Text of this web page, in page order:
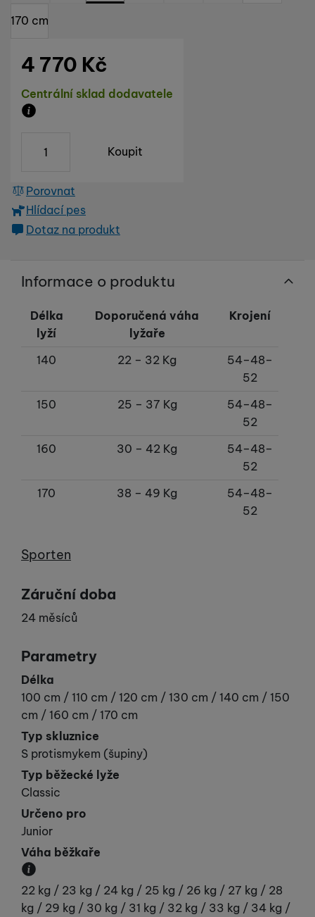
170 cm
Dostupnost
Centrální sklad dodavatele
4 770 Kč
Koupit
Porovnat
Hlídací pes
Dotaz na produkt
Informace o produktu
Délka
lyží
Doporučená váha
lyžaře
Krojení
140 22 – 32 Kg
54–48–
52
150
25 – 37 Kg
54–48–
52
160
30 – 42 Kg
54–48–
52
170
38 – 49 Kg
54–48–
52
Výrobce
Sporten
Záruční doba
24 měsíců
Parametry
Délka
100 cm / 110 cm / 120 cm / 130 cm / 140 cm / 150
cm / 160 cm / 170 cm
Typ skluznice
S protismykem (šupiny)
Typ běžecké lyže
Classic
Určeno pro
Junior
Váha běžkaře
Váha běžkaře v kilogramech.
22 kg / 23 kg / 24 kg / 25 kg / 26 kg / 27 kg / 28
kg / 29 kg / 30 kg / 31 kg / 32 kg / 33 kg / 34 kg /